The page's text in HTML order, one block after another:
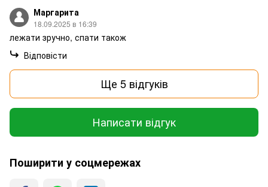
Маргарита
18.09.2025 в 16:39
лежати зручно, спати також
Відповісти
Ще 5 відгуків
Написати відгук
Поширити у соцмережах